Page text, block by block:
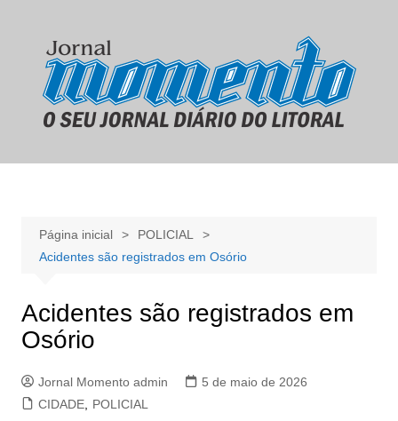
conteúdo
Página inicial
POLICIAL
Acidentes são registrados em Osório
Acidentes são registrados em
Osório
Jornal Momento admin
5 de maio de 2026
CIDADE, POLICIAL